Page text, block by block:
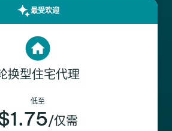
最受欢迎
换型住宅代理
低至
/仅需